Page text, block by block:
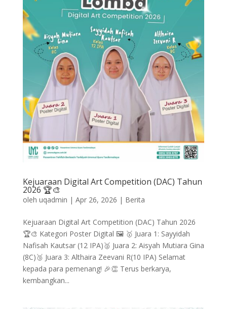
Kejuaraan Digital Art Competition (DAC) Tahun
2026 🏆🎨
oleh uqadmin | Apr 26, 2026 | Berita
Kejuaraan Digital Art Competition (DAC) Tahun 2026
🏆🎨 Kategori Poster Digital 🖼️ 🥇 Juara 1: Sayyidah
Nafisah Kautsar (12 IPA)🥈 Juara 2: Aisyah Mutiara Gina
(8C)🥉 Juara 3: Althaira Zeevani R(10 IPA) Selamat
kepada para pemenang! 🎉👏 Terus berkarya,
kembangkan...